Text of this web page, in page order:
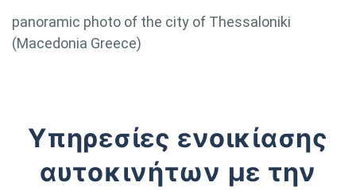
panoramic photo of the city of Thessaloniki
(Macedonia Greece)
Υπηρεσίες ενοικίασης
αυτοκινήτων με την